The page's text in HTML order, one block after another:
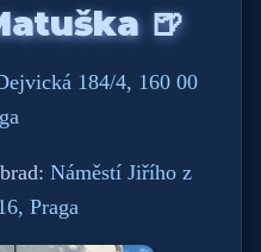
🍺
184/4, 160 00
Náměstí Jiřího z
Praga